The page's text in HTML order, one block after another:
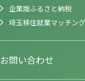
企業版ふるさと納税
埼玉移住就業マッチン
お問い合わせ